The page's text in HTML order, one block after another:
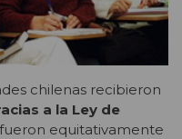
chilenas recibieron
a la Ley de
equitativamente